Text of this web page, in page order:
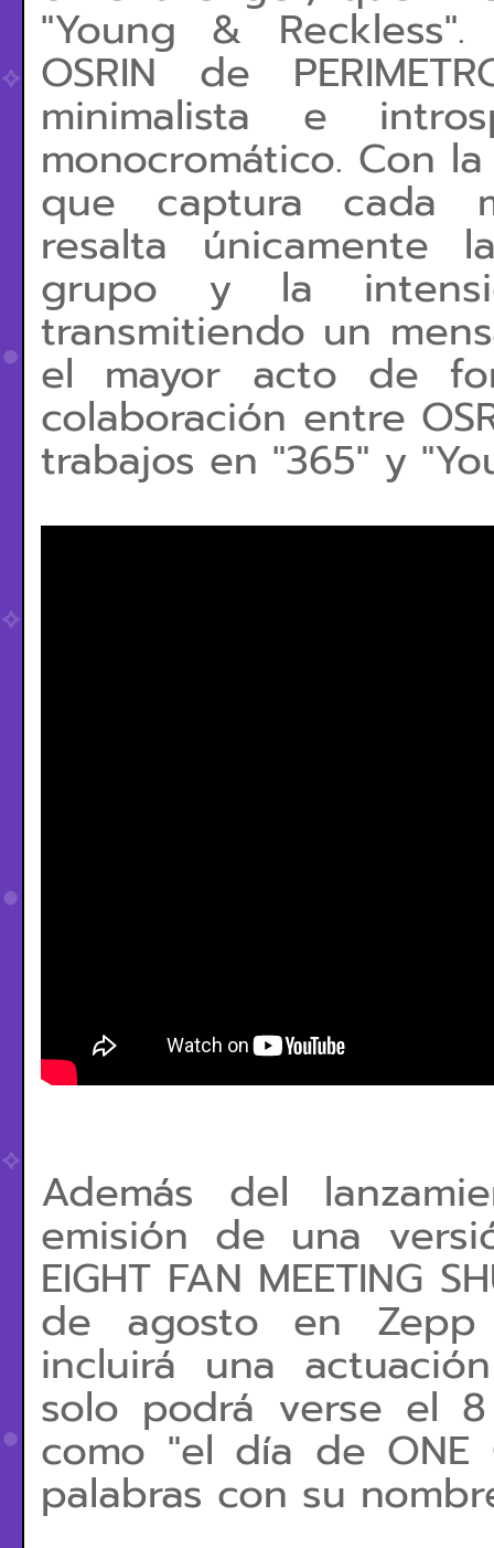
"Young &
OSRIN de
minimalista e
monocromático. Con
que captura cada
resalta únicamente
grupo y la
transmitiendo un
el mayor acto de
colaboración entre
trabajos en "365" y
Además del
emisión de una
EIGHT FAN MEETING
de agosto en Zepp
incluirá una
solo podrá verse el
como "el día de ONE
palabras con su